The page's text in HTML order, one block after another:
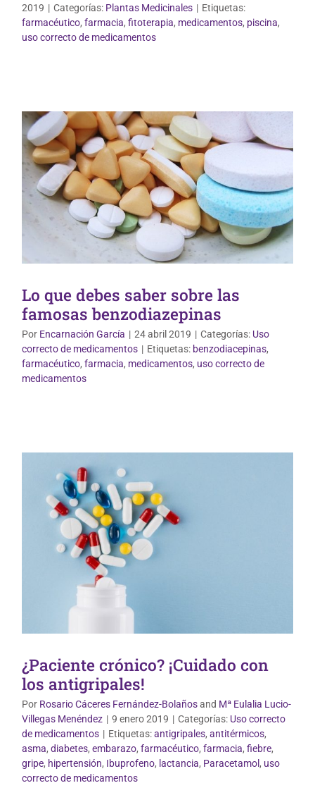
2019 | Categorías: Plantas Medicinales | Etiquetas:
farmacéutico, farmacia, fitoterapia, medicamentos, piscina,
uso correcto de medicamentos
Lo que debes saber sobre las
famosas benzodiazepinas
Por Encarnación García | 24 abril 2019 | Categorías: Uso
correcto de medicamentos | Etiquetas: benzodiacepinas,
farmacéutico, farmacia, medicamentos, uso correcto de
medicamentos
¿Paciente crónico? ¡Cuidado con
los antigripales!
Por Rosario Cáceres Fernández-Bolañosand Mª Eulalia Lucio-
Villegas Menéndez | 9 enero 2019 | Categorías: Uso correcto
de medicamentos | Etiquetas:antigripales, antitérmicos,
asma, diabetes, embarazo, farmacéutico, farmacia, fiebre,
gripe, hipertensión, Ibuprofeno, lactancia, Paracetamol, uso
correcto de medicamentosUso correcto de medicamentos